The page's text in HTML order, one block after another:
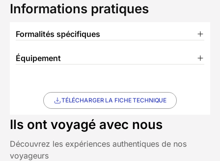
Informations pratiques
Formalités spécifiques
Équipement
TÉLÉCHARGER LA FICHE TECHNIQUE
Ils ont voyagé avec nous
Découvrez les expériences authentiques de nos
voyageurs